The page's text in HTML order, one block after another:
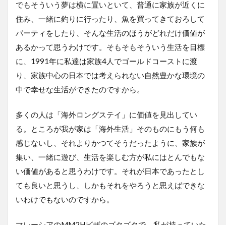
でもそういう夢は横に置いといて、普通に家族が近くに
住み、一緒に釣りに行ったり、魚を買ってきておろして
パーティをしたり、そんな生活のほうがどれだけ価値が
あるかって思うわけです。そもそもそういう生活を目標
に、1991年に私達は家族4人でゴールドコーストに渡
り、家族中心の日本では考えられない自然豊かな環境の
中で幸せな生活ができたのですから。
多くの人は「海外ロングステイ」に価値を見出してい
る。ところが我が家は「海外生活」そのものにもう何も
感じないし、それよりかつてそうだったように、家族が
集い、一緒に遊び、生活を楽しむ方が私にはとんでもな
い価値があると思うわけです。それが日本であったとし
ても良いと思うし、しかもそれをやろうと思えばできな
いわけでもないのですから。